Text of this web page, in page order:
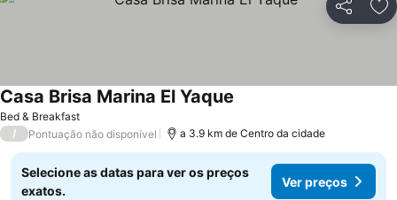
Partilhar
Bed & Breakfast
Casa Brisa Marina El Yaque
/ Pontuação não disponível a 3.9 km de Centro da cidade
Selecione as datas para ver os preços
exatos.
Ver preços